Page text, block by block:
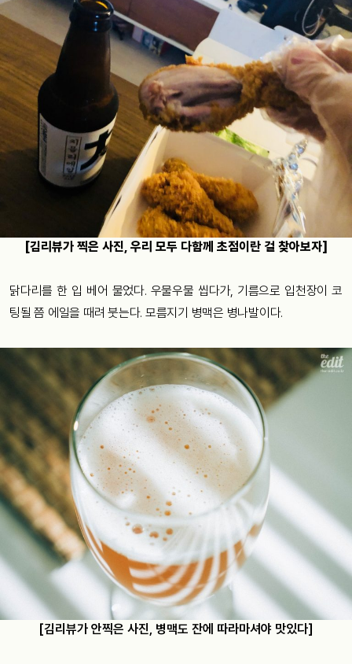
[김리뷰가 찍은 사진, 우리 모두 다함께 초점이란 걸 찾아보자]
닭다리를 한 입 베어 물었다. 우물우물 씹다가, 기름으로 입천장이 코
팅될 쯤 에일을 때려 붓는다. 모름지기 병맥은 병나발이다.
[김리뷰가 안찍은 사진, 병맥도 잔에 따라마셔야 맛있다]